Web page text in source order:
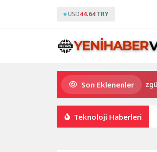
USD44.64 TRY
Son Eklenenler
Bodrum’da anlamlı buluşma! Özgür
Teknoloji Haberleri